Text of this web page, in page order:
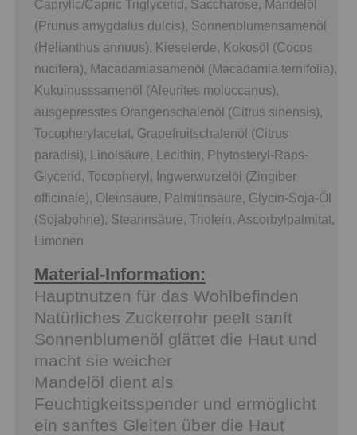
Caprylic/Capric Triglycerid, Saccharose, Mandelöl
(Prunus amygdalus dulcis), Sonnenblumensamenöl
(Helianthus annuus), Kieselerde, Kokosöl (Cocos
nucifera), Macadamiasamenöl (Macadamia ternifolia),
Kukuinusssamenöl (Aleurites moluccanus),
ausgepresstes Orangenschalenöl (Citrus sinensis),
Tocopherylacetat, Grapefruitschalenöl (Citrus
paradisi), Linolsäure, Lecithin, Phytosteryl-Raps-
Glycerid, Tocopheryl, Ingwerwurzelöl (Zingiber
officinale), Oleinsäure, Palmitinsäure, Glycin-Soja-Öl
(Sojabohne), Stearinsäure, Triolein, Ascorbylpalmitat,
Limonen
Material-Information:
Hauptnutzen für das Wohlbefinden
Natürliches Zuckerrohr peelt sanft
Sonnenblumenöl glättet die Haut und
macht sie weicher
Mandelöl dient als
Feuchtigkeitsspender und ermöglicht
ein sanftes Gleiten über die Haut